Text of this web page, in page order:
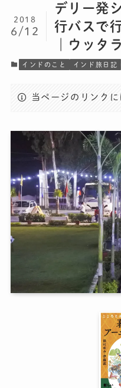
デリー発
行バスで
｜ウッタ
2018
6/12
インドのこと インド旅日記
当ページのリンク